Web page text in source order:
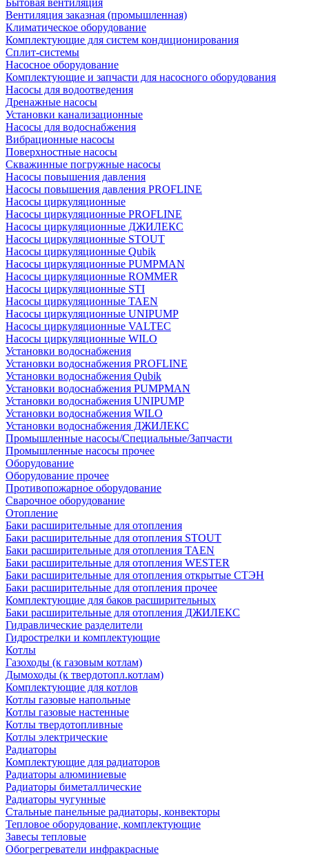
Бытовая вентиляция
Вентиляция заказная (промышленная)
Климатическое оборудование
Комплектующие для систем кондиционирования
Сплит-системы
Насосное оборудование
Комплектующие и запчасти для насосного оборудования
Насосы для водоотведения
Дренажные насосы
Установки канализационные
Насосы для водоснабжения
Вибрационные насосы
Поверхностные насосы
Скважинные погружные насосы
Насосы повышения давления
Насосы повышения давления PROFLINE
Насосы циркуляционные
Насосы циркуляционные PROFLINE
Насосы циркуляционные ДЖИЛЕКС
Насосы циркуляционные STOUT
Насосы циркуляционные Qubik
Насосы циркуляционные PUMPMAN
Насосы циркуляционные ROMMER
Насосы циркуляционные STI
Насосы циркуляционные TAEN
Насосы циркуляционные UNIPUMP
Насосы циркуляционные VALTEC
Насосы циркуляционные WILO
Установки водоснабжения
Установки водоснабжения PROFLINE
Установки водоснабжения Qubik
Установки водоснабжения PUMPMAN
Установки водоснабжения UNIPUMP
Установки водоснабжения WILO
Установки водоснабжения ДЖИЛЕКС
Промышленные насосы/Специальные/Запчасти
Промышленные насосы прочее
Оборудование
Оборудование прочее
Противопожарное оборудование
Сварочное оборудование
Отопление
Баки расширительные для отопления
Баки расширительные для отопления STOUT
Баки расширительные для отопления TAEN
Баки расширительные для отопления WESTER
Баки расширительные для отопления открытые СТЭН
Баки расширительные для отопления прочее
Комплектующие для баков расширительных
Баки расширительные для отопления ДЖИЛЕКС
Гидравлические разделители
Гидрострелки и комплектующие
Котлы
Газоходы (к газовым котлам)
Дымоходы (к твердотопл.котлам)
Комплектующие для котлов
Котлы газовые напольные
Котлы газовые настенные
Котлы твердотопливные
Котлы электрические
Радиаторы
Комплектующие для радиаторов
Радиаторы алюминиевые
Радиаторы биметаллические
Радиаторы чугунные
Стальные панельные радиаторы, конвекторы
Тепловое оборудование, комплектующие
Завесы тепловые
Обогрегреватели инфракрасные